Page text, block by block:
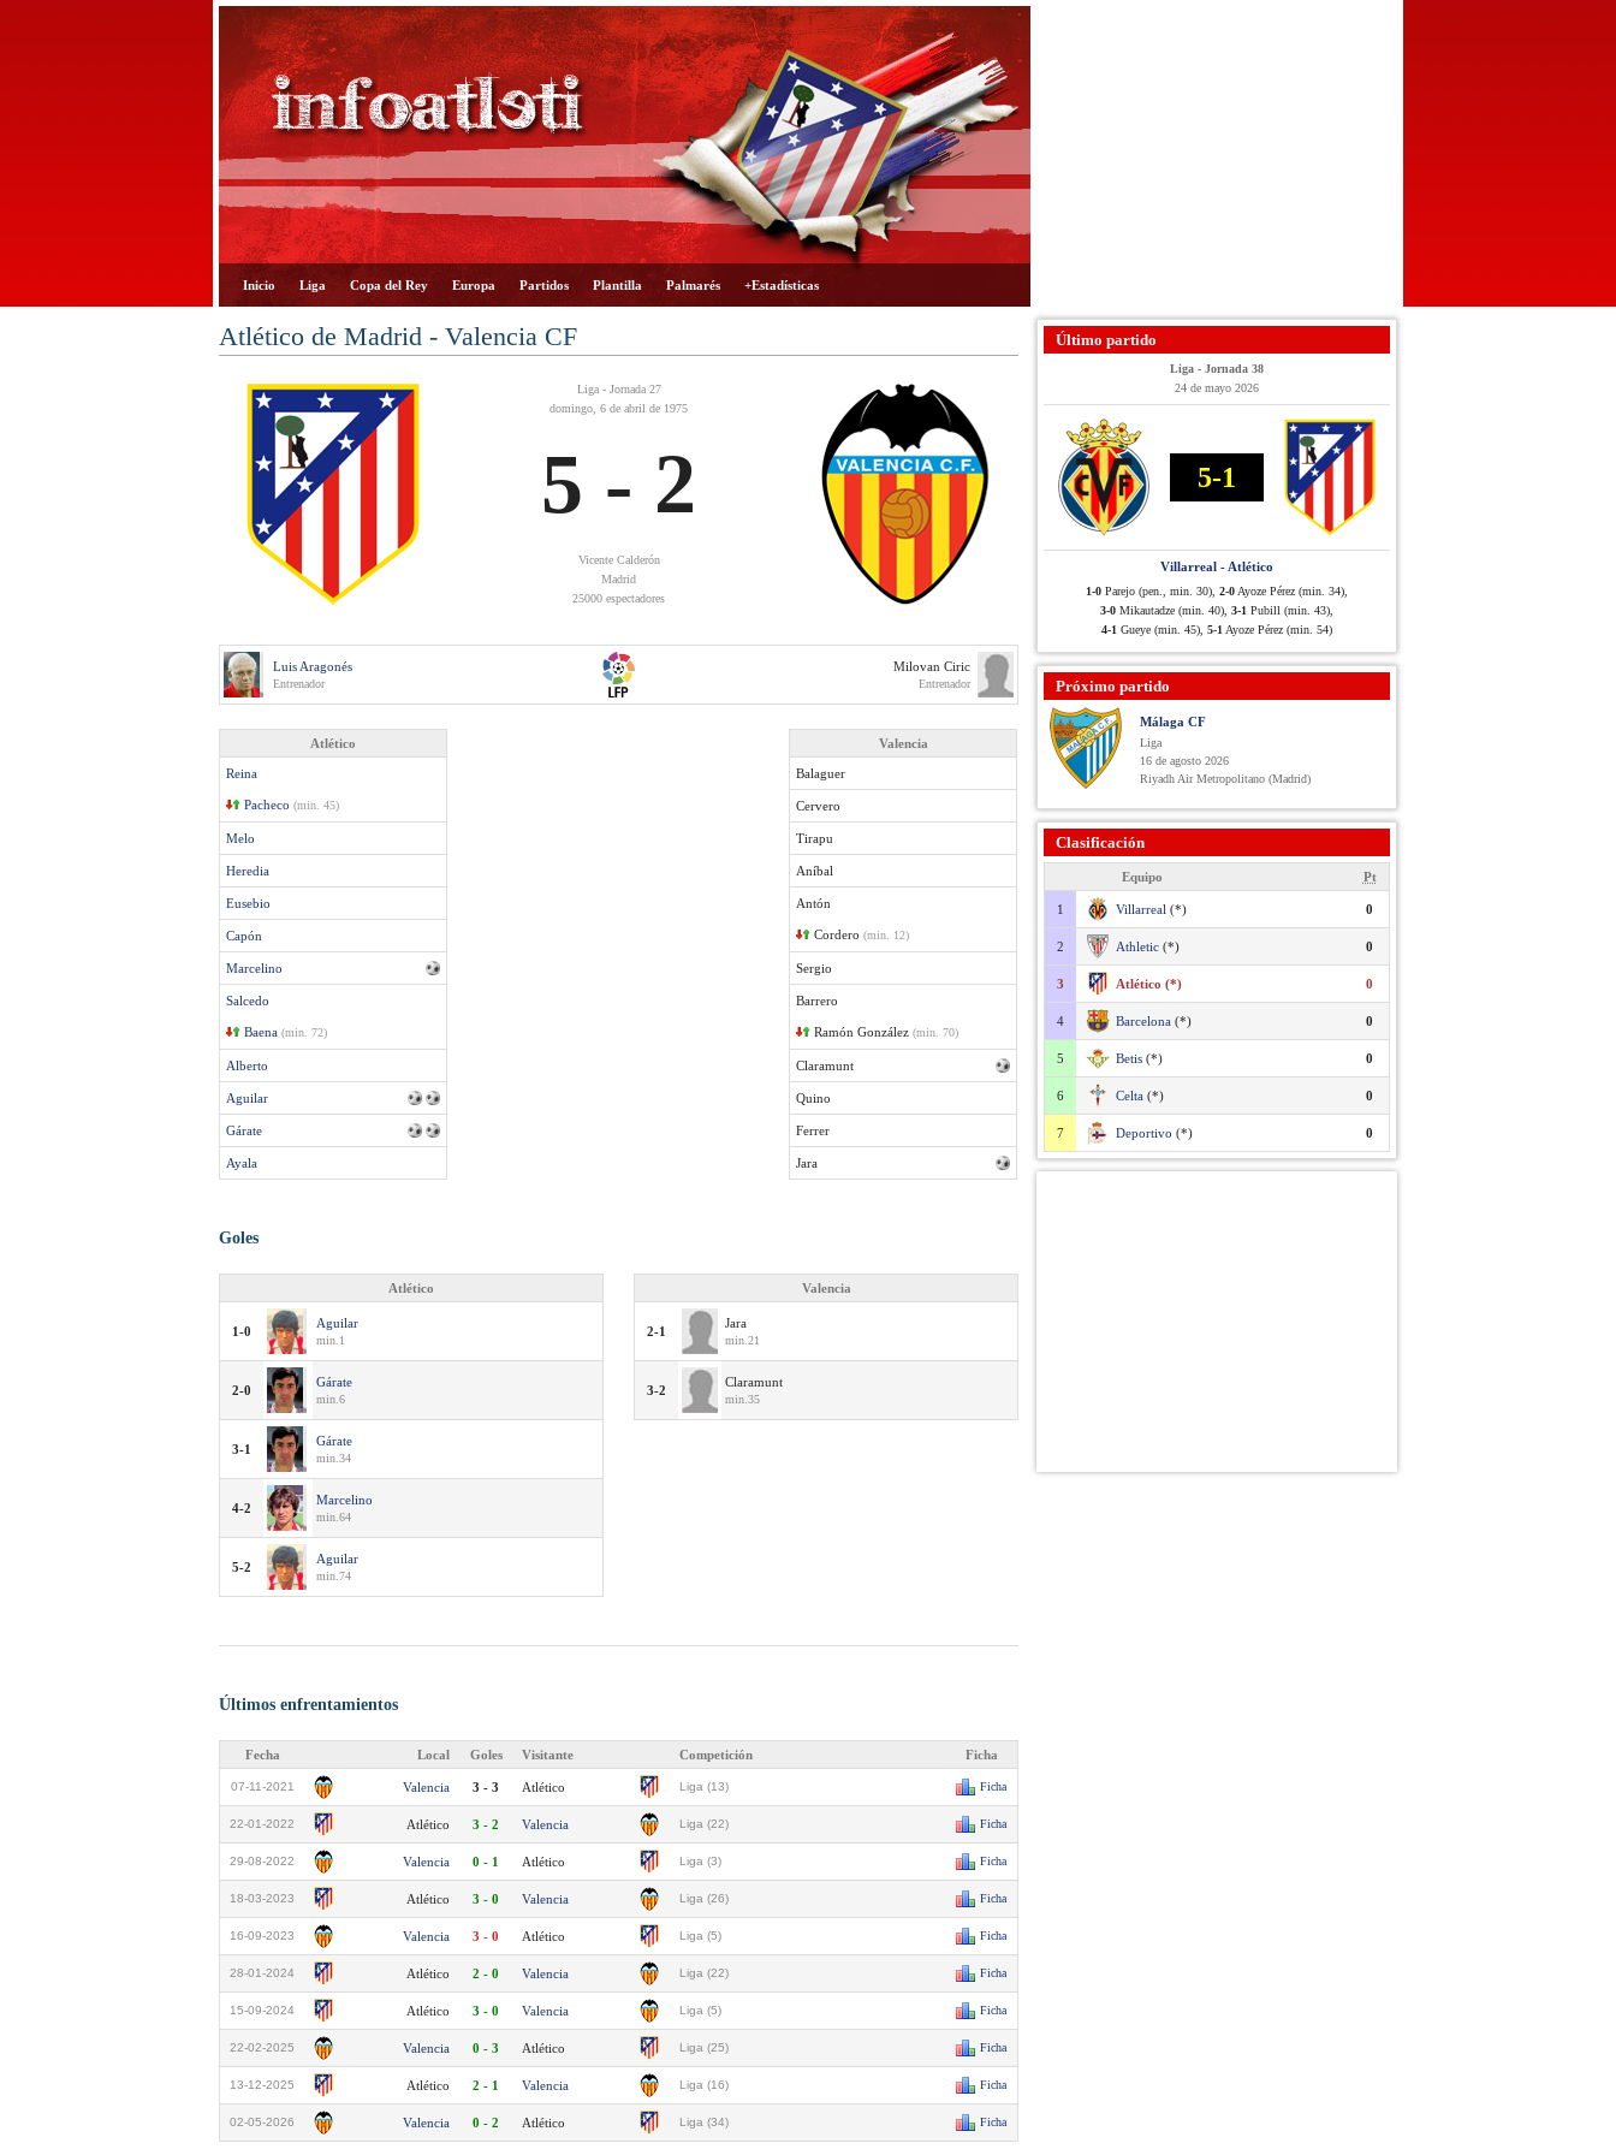
Inicio Liga Copa del Rey Europa Partidos Plantilla Palmarés +Estadísticas
Atlético de Madrid - Valencia CF
Liga - Jornada 27
domingo, 6 de abril de 1975
5 - 2
Vicente Calderón
Madrid
25000 espectadores
Luis Aragonés
Entrenador
Milovan Ciric
Entrenador
Atlético
Reina
Pacheco (min. 45)
Melo
Heredia
Eusebio
Capón
Marcelino
Salcedo
Baena (min. 72)
Alberto
Aguilar
Gárate
Ayala
Valencia
Balaguer
Cervero
Tirapu
Aníbal
Antón
Cordero (min. 12)
Sergio
Barrero
Ramón González (min. 70)
Claramunt
Quino
Ferrer
Jara
Goles
Atlético
1-0
Aguilar
min.1
2-0
Gárate
min.6
3-1
Gárate
min.34
4-2
Marcelino
min.64
5-2
Aguilar
min.74
Valencia
2-1
Jara
min.21
3-2
Claramunt
min.35
Últimos enfrentamientos
Fecha Local Goles Visitante Competición Ficha
07-11-2021 Valencia 3 - 3 Atlético Liga (13) Ficha
22-01-2022 Atlético 3 - 2 Valencia Liga (22) Ficha
29-08-2022 Valencia 0 - 1 Atlético Liga (3) Ficha
18-03-2023 Atlético 3 - 0 Valencia Liga (26) Ficha
16-09-2023 Valencia 3 - 0 Atlético Liga (5) Ficha
28-01-2024 Atlético 2 - 0 Valencia Liga (22) Ficha
15-09-2024 Atlético 3 - 0 Valencia Liga (5) Ficha
22-02-2025 Valencia 0 - 3 Atlético Liga (25) Ficha
13-12-2025 Atlético 2 - 1 Valencia Liga (16) Ficha
02-05-2026 Valencia 0 - 2 Atlético Liga (34) Ficha
Último partido
Liga - Jornada 38
24 de mayo 2026
5-1
Villarreal - Atlético
1-0 Parejo (pen., min. 30), 2-0 Ayoze Pérez (min. 34),
3-0 Mikautadze (min. 40), 3-1 Pubill (min. 43),
4-1 Gueye (min. 45), 5-1 Ayoze Pérez (min. 54)
Próximo partido
Málaga CF
Liga
16 de agosto 2026
Riyadh Air Metropolitano (Madrid)
Clasificación
Equipo Pt
1 Villarreal (*) 0
2 Athletic (*) 0
3 Atlético (*) 0
4 Barcelona (*) 0
5 Betis (*) 0
6 Celta (*) 0
7 Deportivo (*) 0